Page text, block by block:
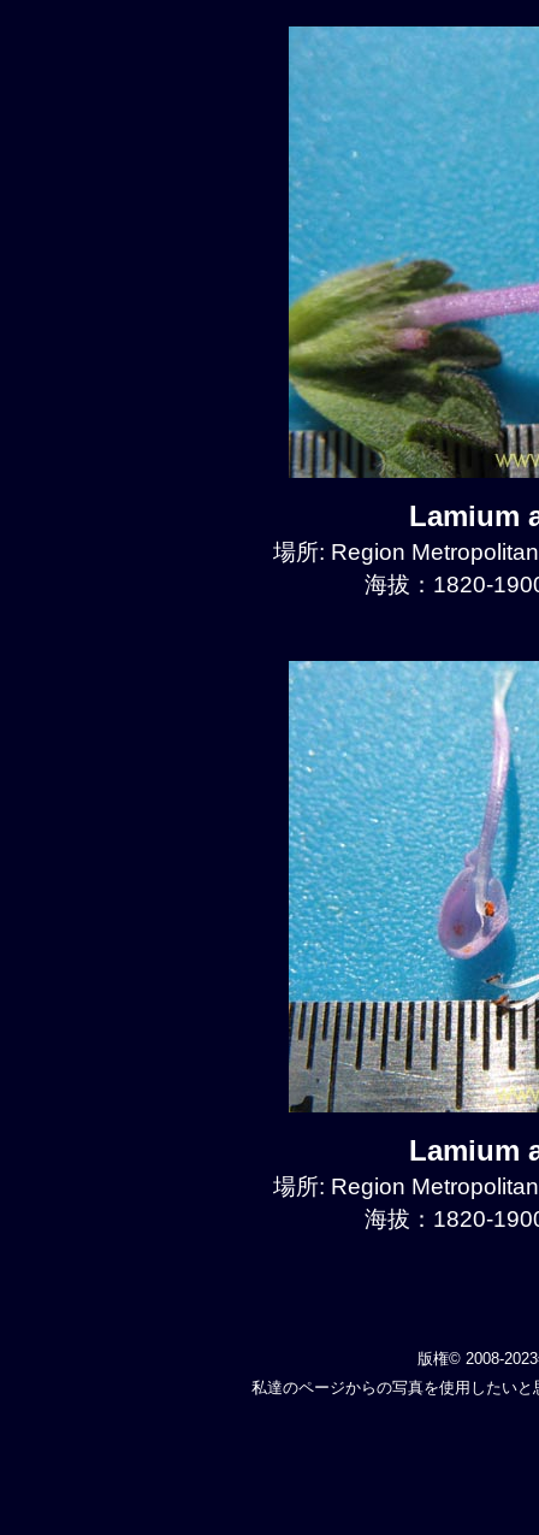
Lamium
場所: Region
海拔：1820-
Lamium
場所: Region
海拔：1820-
版権© 2008-
私達のページからの写真を使用したい